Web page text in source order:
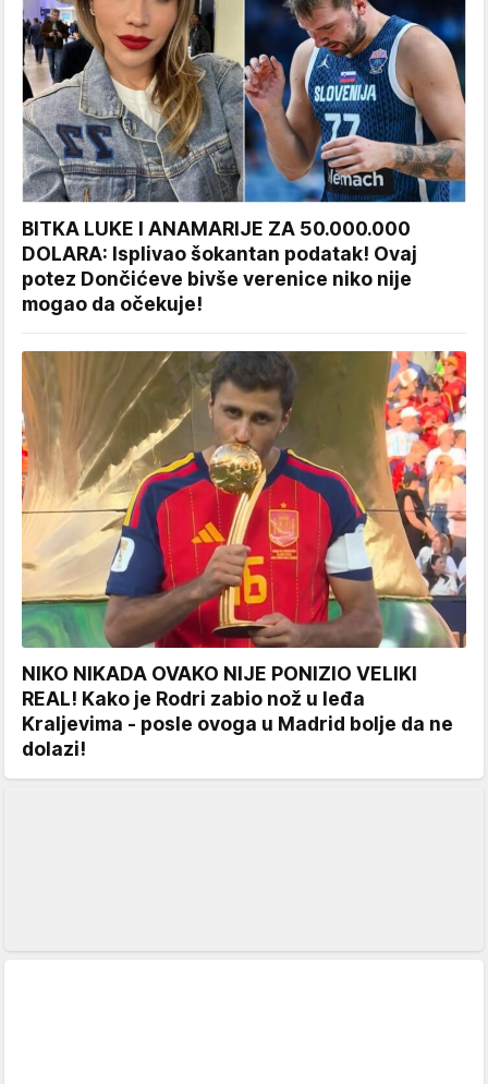
BITKA LUKE I ANAMARIJE ZA 50.000.000
DOLARA: Isplivao šokantan podatak! Ovaj
potez Dončićeve bivše verenice niko nije
mogao da očekuje!
NIKO NIKADA OVAKO NIJE PONIZIO VELIKI
REAL! Kako je Rodri zabio nož u leđa
Kraljevima - posle ovoga u Madrid bolje da ne
dolazi!